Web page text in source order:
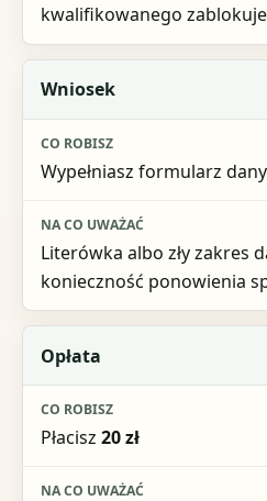
kwalifikowanego
Wniosek
Wypełniasz formularz
Literówka albo zły zakres
konieczność ponowienia
Opłata
Płacisz 20 zł